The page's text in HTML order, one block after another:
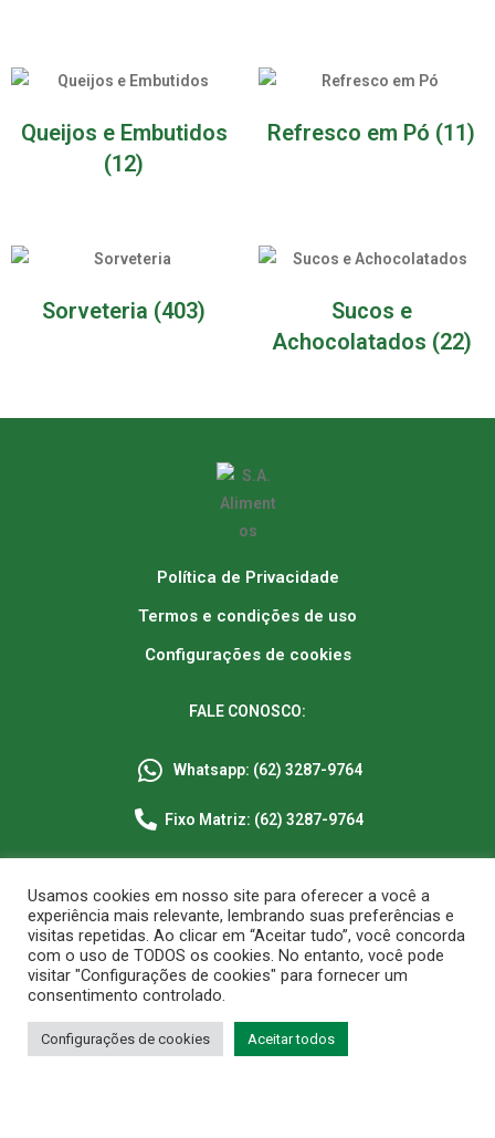
Queijos e Embutidos
(12)
Refresco em Pó (11)
Sorveteria (403)
Sucos e
Achocolatados (22)
Política de Privacidade
Termos e condições de uso
Configurações de cookies
FALE CONOSCO:
Whatsapp: (62) 3287-9764
Fixo Matriz: (62) 3287-9764
Segunda a sexta-feira: 8h às 18h
E-mail: sac@saalimentos.com.br
Usamos cookies em nosso site para oferecer a você a
experiência mais relevante, lembrando suas preferências e
visitas repetidas. Ao clicar em “Aceitar tudo”, você concorda
com o uso de TODOS os cookies. No entanto, você pode
visitar "Configurações de cookies" para fornecer um
consentimento controlado.
Configurações de cookies Aceitar todos